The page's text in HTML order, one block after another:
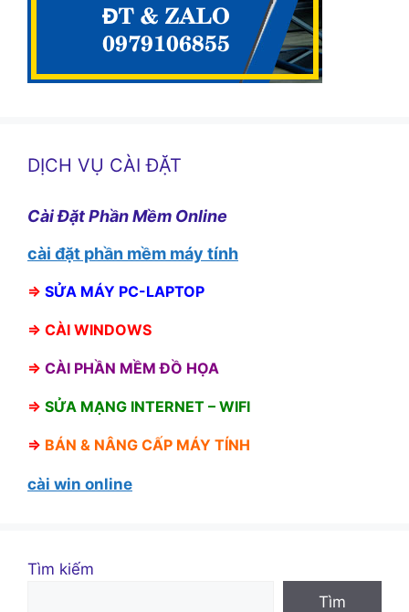
DỊCH VỤ CÀI ĐẶT
Cài Đặt Phần Mềm Online
cài đặt phần mềm máy tính
⇒ SỬA MÁY PC-LAPTOP
⇒ CÀI WINDOWS
⇒ CÀI PHẦN MỀM ĐỒ HỌA
⇒ SỬA MẠNG INTERNET – WIFI
⇒ BÁN & NÂNG CẤP MÁY TÍNH
cài win online
Tìm kiếm
Tìm